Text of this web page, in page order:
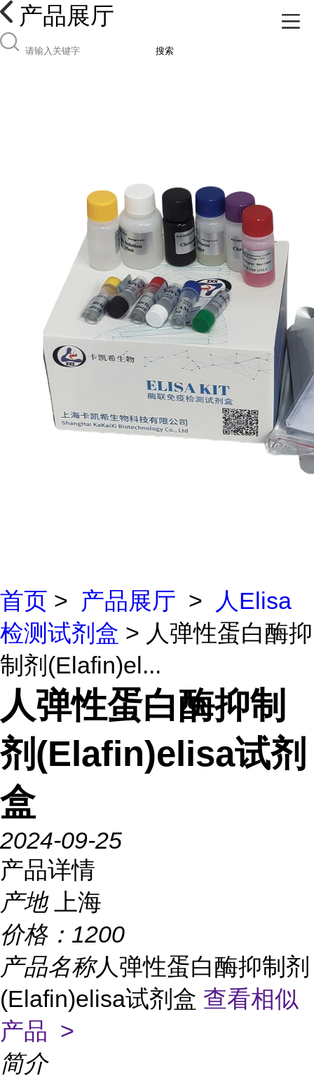
产品展厅
搜索
首页 > 产品展厅 >
人Elisa
检测试剂盒 > 人弹性蛋白酶抑
制剂(Elafin)el...
人弹性蛋白酶抑制
剂(Elafin)elisa试剂
盒
2024-09-25
产品详情
产地
上海
价格： 1200
产品名称人弹性蛋白酶抑制剂
(Elafin)elisa试剂盒 查看相似
产品 >
简介